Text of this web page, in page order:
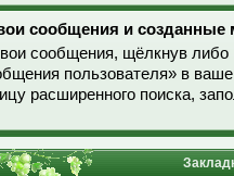
сообщения и
сообщения, щёлкнув
пользователя» в
расширенного поиска,